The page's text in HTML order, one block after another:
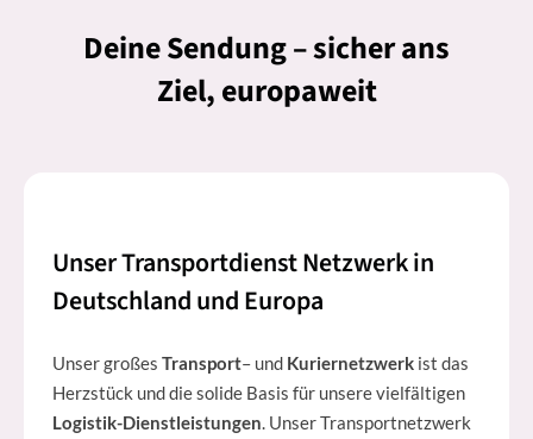
Deine Sendung – sicher ans
Ziel, europaweit
Unser Transportdienst Netzwerk in
Deutschland und Europa
Unser großes Transport– und Kuriernetzwerk ist das
Herzstück und die solide Basis für unsere vielfältigen
Logistik-Dienstleistungen. Unser Transportnetzwerk